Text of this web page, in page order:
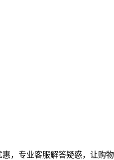
，专业客服解答疑惑，让购